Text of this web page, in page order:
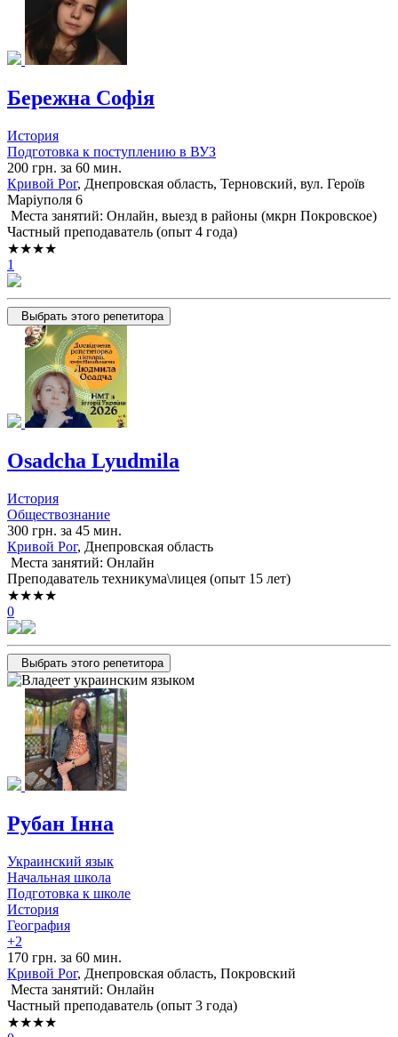
Бережна Софія
История
Подготовка к поступлению в ВУЗ
200 грн. за 60 мин.
Кривой Рог, Днепровская область, Терновский, вул. Героїв
Маріуполя 6
Места занятий: Онлайн, выезд в районы (мкрн Покровское)
Частный преподаватель (опыт 4 года)
★★★★
1
Выбрать этого репетитора
Osadcha Lyudmila
История
Обществознание
300 грн. за 45 мин.
Кривой Рог, Днепровская область
Места занятий: Онлайн
Преподаватель техникума\лицея (опыт 15 лет)
★★★★
0
Выбрать этого репетитора
Рубан Інна
Украинский язык
Начальная школа
Подготовка к школе
История
География
+2
170 грн. за 60 мин.
Кривой Рог, Днепровская область, Покровский
Места занятий: Онлайн
Частный преподаватель (опыт 3 года)
★★★★